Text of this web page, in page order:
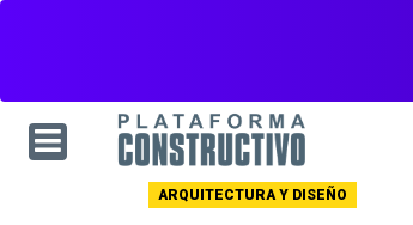
ARQUITECTURA Y DISEÑO